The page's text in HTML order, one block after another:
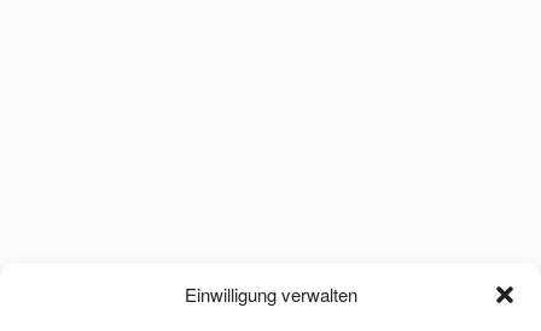
Einwilligung verwalten